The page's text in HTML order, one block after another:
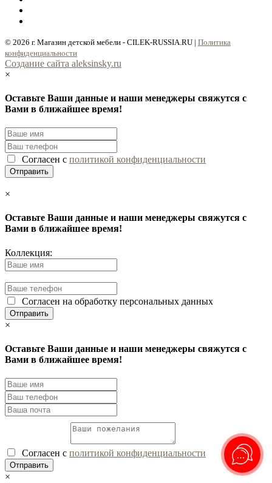
© 2026 г. Магазин детской мебели - CILEK-RUSSIA.RU | Политика
конфиденциальности
Cоздание сайта aleksinsky.ru
×
Оставьте Ваши данные и наши менеджеры свяжутся с
Вами в ближайшее время!
Согласен с политикой конфиденциальности
×
Оставьте Ваши данные и наши менеджеры свяжутся с
Вами в ближайшее время!
Коллекция:
Согласен на обработку персональных данных
×
Оставьте Ваши данные и наши менеджеры свяжутся с
Вами в ближайшее время!
Согласен с политикой конфиденциальности
×